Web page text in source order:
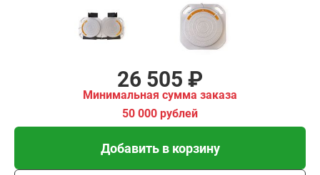
26 505 ₽
Минимальная сумма заказа
50 000 рублей
Добавить в корзину
В кредит от 884 руб/